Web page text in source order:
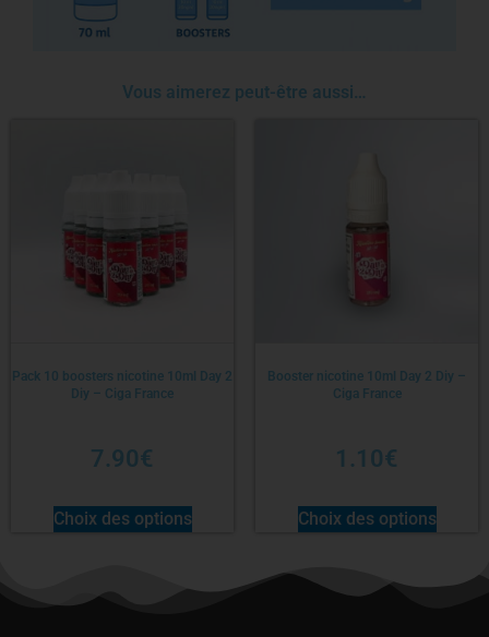
Vous aimerez peut-être aussi…
Pack 10 boosters nicotine 10ml Day 2
Diy – Ciga France
7.90€
Choix des options
Booster nicotine 10ml Day 2 Diy –
Ciga France
1.10€
Choix des options